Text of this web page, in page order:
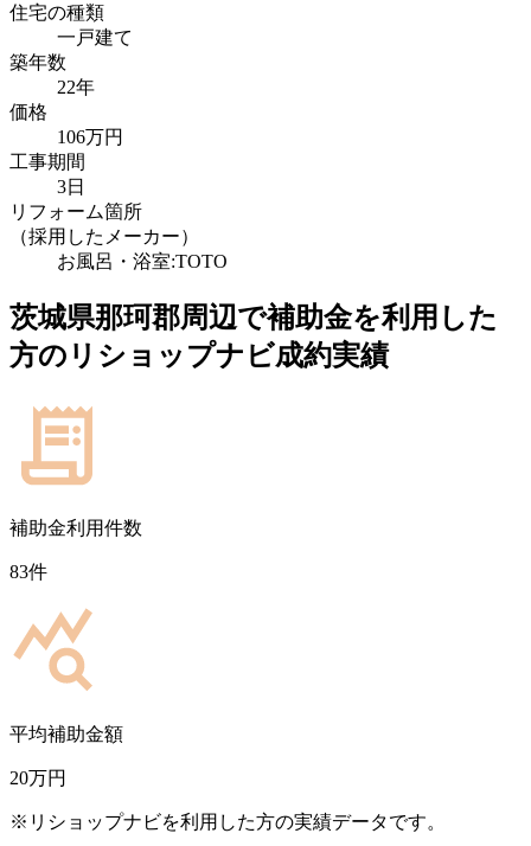
住宅の種類
一戸建て
築年数
22年
価格
106万円
工事期間
3日
リフォーム箇所
（採用したメーカー）
お風呂・浴室:TOTO
茨城県那珂郡周辺で補助金を利用した
方のリショップナビ成約実績
補助金利用件数
83件
平均補助金額
20万円
※リショップナビを利用した方の実績データです。